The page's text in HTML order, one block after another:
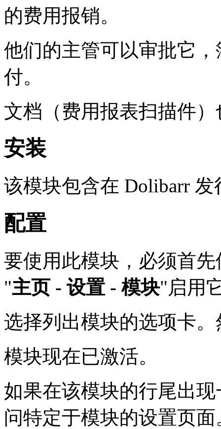
的费用报销。
他们的主管可以审批它
付。
文档（费用报表扫描件
安装
该模块包含在 Dolibarr
配置
要使用此模块，必须首
"主页 - 设置 - 模块"启用
选择列出模块的选项卡
模块现在已激活。
如果在该模块的行尾出
问特定于模块的设置页面